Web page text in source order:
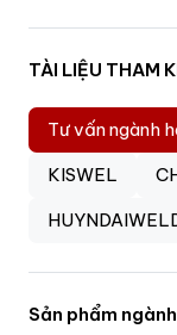
TÀI LIỆU THAM
Tư vấn ngành
KISWEL
Sản phẩm